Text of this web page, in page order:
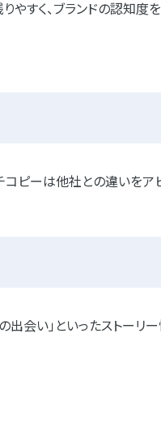
すく、ブランドの認知度
ピーは他社との違いをア
の出会い」といったスト